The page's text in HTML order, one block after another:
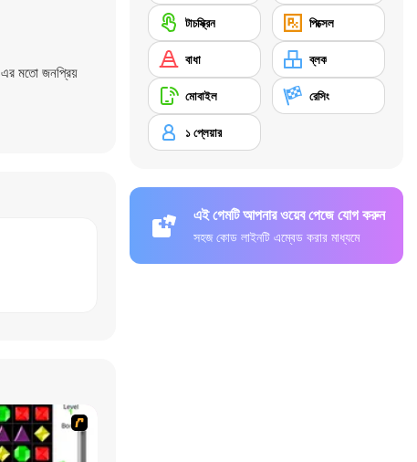
এর মতো জনপ্রিয়
টাচস্ক্রিন পিক্সেল
বাধা ব্লক
মোবাইল রেসিং
১ প্লেয়ার
এই গেমটি আপনার ওয়েব পেজে যোগ করুন
সহজ কোড লাইনটি এম্বেড করার মাধ্যমে